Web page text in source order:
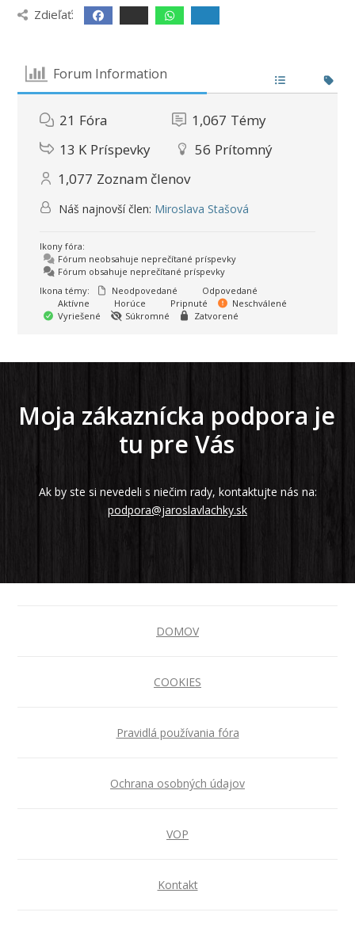
Zdieľať:
Forum Information
21 Fóra 1,067 Témy
13 K Príspevky 56 Prítomný
1,077 Zoznam členov
Náš najnovší člen: Miroslava Stašová
Ikony fóra:
Fórum neobsahuje neprečítané príspevky
Fórum obsahuje neprečítané príspevky
Ikona témy:
Neodpovedané
Odpovedané
Aktívne
Horúce Pripnuté
Neschválené
Vyriešené
Súkromné Zatvorené
Moja zákaznícka podpora je
tu pre Vás
Ak by ste si nevedeli s niečim rady, kontaktujte nás na:
podpora@jaroslavlachky.sk
DOMOV
COOKIES
Pravidlá používania fóra
Ochrana osobných údajov
VOP
Kontakt